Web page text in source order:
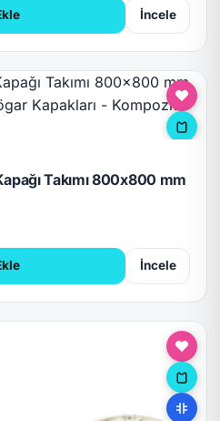
İncele
Takımı 800x800 mm
İncele